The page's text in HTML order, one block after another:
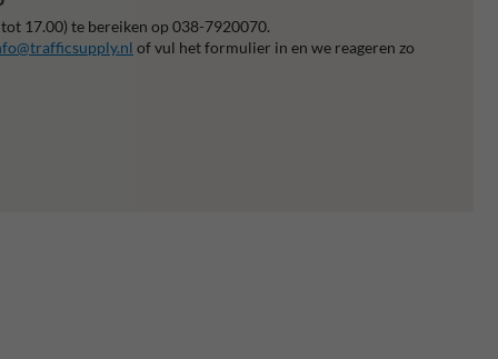
17.00) te bereiken op 038-7920070.
of vul het formulier in en we reageren zo